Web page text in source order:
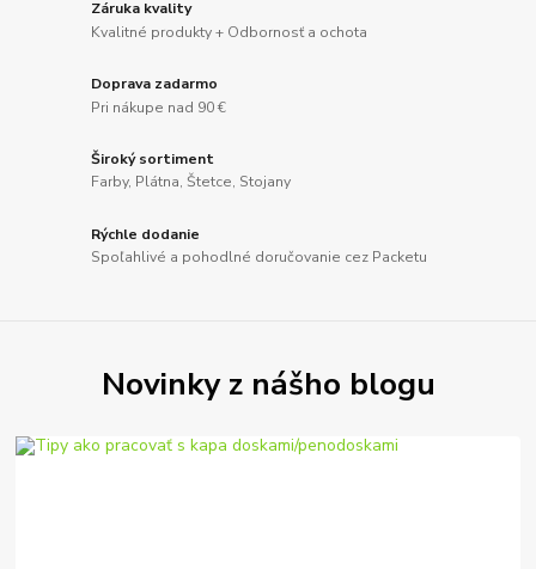
Záruka kvality
Kvalitné produkty + Odbornosť a ochota
Doprava zadarmo
Pri nákupe nad 90 €
Široký sortiment
Farby, Plátna, Štetce, Stojany
Rýchle dodanie
Spoľahlivé a pohodlné doručovanie cez Packetu
Novinky z nášho blogu